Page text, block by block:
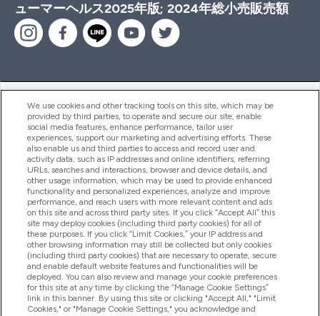
ューマーヘルス2025年版; 2024年総小売販売額
ヘルプ＆ガイド
商品について
会社概要
特典＆ポイント
2026 The Hut.com Ltd
We use cookies and other tracking tools on this site, which may be
provided by third parties, to operate and secure our site, enable
social media features, enhance performance, tailor user
experiences, support our marketing and advertising efforts. These
also enable us and third parties to access and record user and
activity data, such as IP addresses and online identifiers, referring
URLs, searches and interactions, browser and device details, and
other usage information, which may be used to provide enhanced
functionality and personalized experiences, analyze and improve
performance, and reach users with more relevant content and ads
on this site and across third party sites. If you click “Accept All” this
site may deploy cookies (including third party cookies) for all of
these purposes. If you click “Limit Cookies,” your IP address and
other browsing information may still be collected but only cookies
(including third party cookies) that are necessary to operate, secure
and enable default website features and functionalities will be
deployed. You can also review and manage your cookie preferences
for this site at any time by clicking the “Manage Cookie Settings”
link in this banner. By using this site or clicking "Accept All," "Limit
Cookies," or "Manage Cookie Settings," you acknowledge and